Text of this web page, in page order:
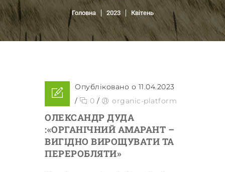
Головна 2023 Квітень
Опубліковано о 11.04.2023
/
0 / organic-platform
ОЛЕКСАНДР ДУДА
:«ОРГАНІЧНИЙ АМАРАНТ –
ВИГІДНО ВИРОЩУВАТИ ТА
ПЕРЕРОБЛЯТИ»